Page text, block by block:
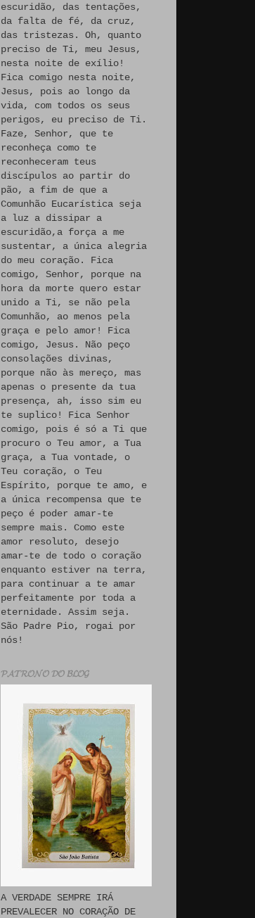
escuridão, das tentações,
da falta de fé, da cruz,
das tristezas. Oh, quanto
preciso de Ti, meu Jesus,
nesta noite de exílio!
Fica comigo nesta noite,
Jesus, pois ao longo da
vida, com todos os seus
perigos, eu preciso de Ti.
Faze, Senhor, que te
reconheça como te
reconheceram teus
discípulos ao partir do
pão, a fim de que a
Comunhão Eucarística seja
a luz a dissipar a
escuridão,a força a me
sustentar, a única alegria
do meu coração. Fica
comigo, Senhor, porque na
hora da morte quero estar
unido a Ti, se não pela
Comunhão, ao menos pela
graça e pelo amor! Fica
comigo, Jesus. Não peço
consolações divinas,
porque não às mereço, mas
apenas o presente da tua
presença, ah, isso sim eu
te suplico! Fica Senhor
comigo, pois é só a Ti que
procuro o Teu amor, a Tua
graça, a Tua vontade, o
Teu coração, o Teu
Espírito, porque te amo, e
a única recompensa que te
peço é poder amar-te
sempre mais. Como este
amor resoluto, desejo
amar-te de todo o coração
enquanto estiver na terra,
para continuar a te amar
perfeitamente por toda a
eternidade. Assim seja.
São Padre Pio, rogai por
nós!
𝓟𝓐𝓣𝓡𝓞𝓝𝓞 𝓓𝓞 𝓑𝓛𝓞𝓖
A VERDADE SEMPRE IRÁ
PREVALECER NO CORAÇÃO DE